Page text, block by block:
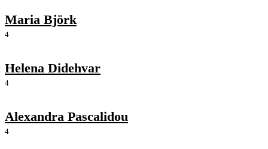
Maria Björk
4
Helena Didehvar
4
Alexandra Pascalidou
4